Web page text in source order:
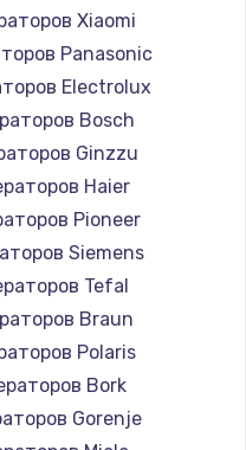
модуля
сенсора
Xiaomi
Panasonic
Electrolux
Bosch
Ginzzu
Haier
Pioneer
Siemens
Tefal
Braun
Polaris
Bork
Gorenje